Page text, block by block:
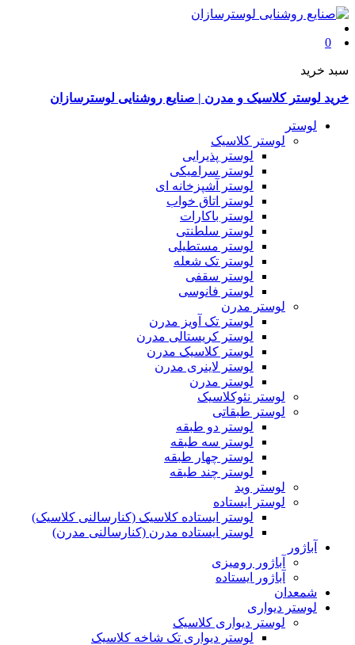
0
سبد خرید
خرید لوستر کلاسیک و مدرن | صنایع روشنایی لوسترسازان
لوستر
لوستر کلاسیک
لوستر پذیرایی
لوستر سرامیکی
لوستر آشپزخانه ای
لوستر اتاق خواب
لوستر باکارات
لوستر سلطنتی
لوستر مستطیلی
لوستر تک شعله
لوستر سقفی
لوستر فانوسی
لوستر مدرن
لوستر تک آویز مدرن
لوستر کریستالی مدرن
لوستر کلاسیک مدرن
لوستر لاینری مدرن
لوستر مدرن
لوستر نئوکلاسیک
لوستر طبقاتی
لوستر دو طبقه
لوستر سه طبقه
لوستر چهار طبقه
لوستر چند طبقه
لوستر وید
لوستر ایستاده
لوستر ایستاده کلاسیک (کنارسالنی کلاسیک)
لوستر ایستاده مدرن (کنارسالنی مدرن)
آباژور
آباژور رومیزی
آباژور ایستاده
شمعدان
لوستر دیواری
لوستر دیواری کلاسیک
لوستر دیواری تک شاخه کلاسیک